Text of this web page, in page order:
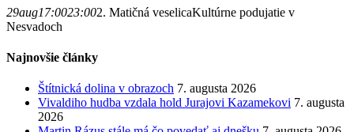
29aug17:0023:002. Matičná veselicaKultúrne podujatie v
Nesvadoch
Najnovšie články
Štítnická dolina v obrazoch 7. augusta 2026
Vivaldiho hudba vzdala hold Jurajovi Kazamekovi 7. augusta
2026